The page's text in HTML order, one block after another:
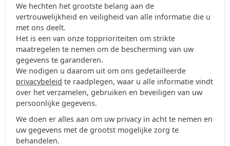
We hechten het grootste belang aan de
vertrouwelijkheid en veiligheid van alle informatie die u
met ons deelt.
Het is een van onze topprioriteiten om strikte
maatregelen te nemen om de bescherming van uw
gegevens te garanderen.
We nodigen u daarom uit om ons gedetailleerde
privacybeleid te raadplegen, waar u alle informatie vindt
over het verzamelen, gebruiken en beveiligen van uw
persoonlijke gegevens.
We doen er alles aan om uw privacy in acht te nemen en
uw gegevens met de grootst mogelijke zorg te
behandelen.